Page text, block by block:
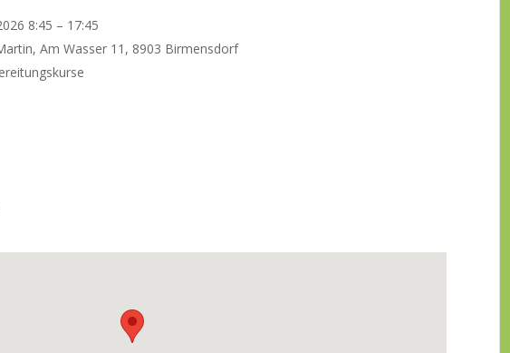
8:45 – 17:45
Am Wasser 11, 8903 Birmensdorf